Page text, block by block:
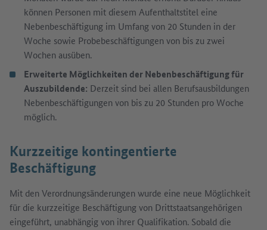
können Personen mit diesem Aufenthaltstitel eine
Nebenbeschäftigung im Umfang von 20 Stunden in der
Woche sowie Probebeschäftigungen von bis zu zwei
Wochen ausüben.
Erweiterte Möglichkeiten der Nebenbeschäftigung für
Auszubildende: Derzeit sind bei allen Berufsausbildungen
Nebenbeschäftigungen von bis zu 20 Stunden pro Woche
möglich.
Kurzzeitige kontingentierte
Beschäftigung
Mit den Verordnungsänderungen wurde eine neue Möglichkeit
für die kurzzeitige Beschäftigung von Drittstaatsangehörigen
eingeführt, unabhängig von ihrer Qualifikation. Sobald die